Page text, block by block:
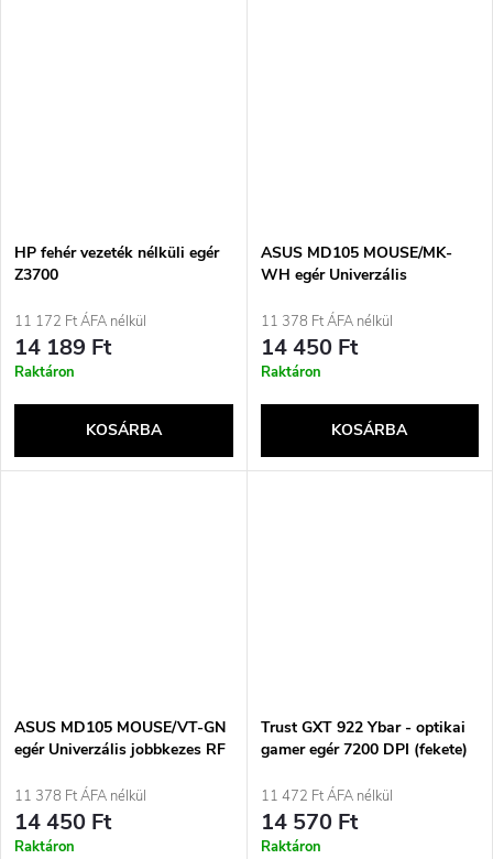
HP fehér vezeték nélküli egér
Z3700
11 172 Ft ÁFA nélkül
14 189 Ft
Raktáron
KOSÁRBA
ASUS MD105 MOUSE/MK-
WH egér Univerzális
vezeték nélküli + Bluetooth
2400 DPI
11 378 Ft ÁFA nélkül
14 450 Ft
Raktáron
KOSÁRBA
ASUS MD105 MOUSE/VT-GN
egér Univerzális jobbkezes RF
2400 DPI
11 378 Ft ÁFA nélkül
14 450 Ft
Raktáron
Trust GXT 922 Ybar - optikai
gamer egér 7200 DPI (fekete)
11 472 Ft ÁFA nélkül
14 570 Ft
Raktáron